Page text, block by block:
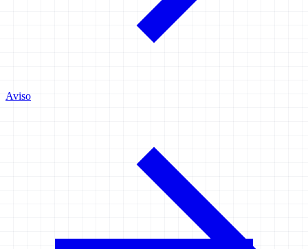
Aviso